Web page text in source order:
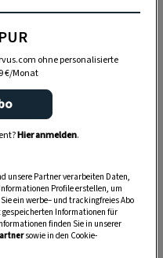
ohne personalisierte
€/Monat
Hier anmelden.
unsere Partner verarbeiten Daten,
Profile erstellen, um
ein werbe– und trackingfreies Abo
Informationen für
finden Sie in unserer
sowie in den Cookie-